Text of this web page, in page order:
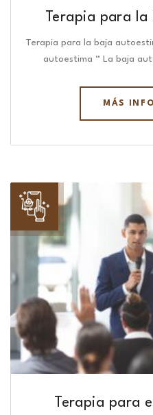
Terapia para
Terapia para la baja
autoestima “ La baja
MÁS
Terapia para